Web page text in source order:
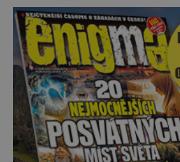
o skutečné historické události. Ve středověké
Evropě mají relikvie mimořádnou
jen předmětem úcty